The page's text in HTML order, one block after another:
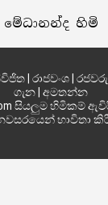
මේධානන්ද හිමි
| රාජවංශ| රජවරු
ගැන අමතන්න
සියලුම හිමිකම්
භාවිතා